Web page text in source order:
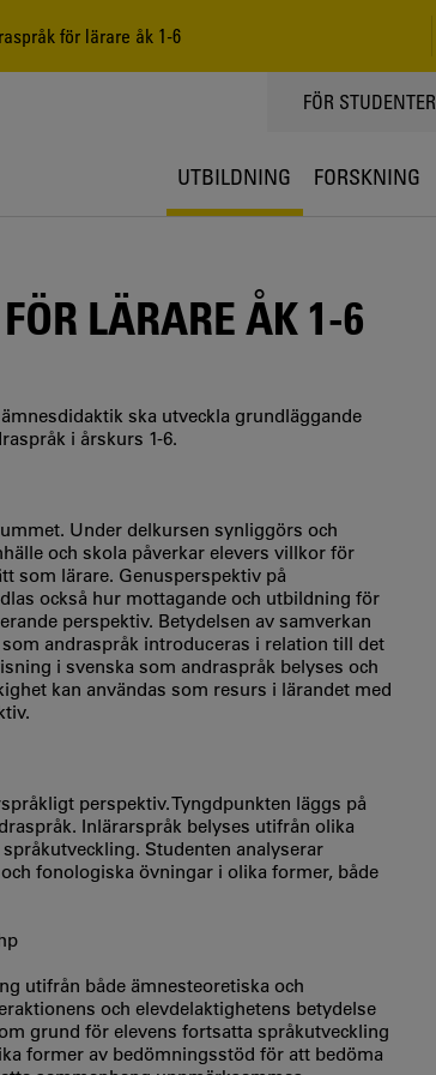
för lärare åk 1-6
TOPPMENY
FÖR STUDENTER
UTBILDNING FORSKNING
LÄRARE ÅK 1-6
ska utveckla grundläggande
i årskurs 1-6.
Under delkursen synliggörs och
och skola påverkar elevers villkor för
som lärare. Genusperspektiv på
också hur mottagande och utbildning för
perspektiv. Betydelsen av samverkan
andraspråk introduceras i relation till det
i svenska som andraspråk belyses och
kan användas som resurs i lärandet med
perspektiv. Tyngdpunkten läggs på
Inlärarspråk belyses utifrån olika
Studenten analyserar
fonologiska övningar i olika former, både
utifrån både ämnesteoretiska och
och elevdelaktighetens betydelse
grund för elevens fortsatta språkutveckling
former av bedömningsstöd för att bedöma